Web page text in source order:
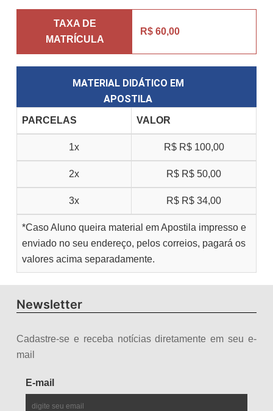
TAXA DE
MATRÍCULA
R$ 60,00
MATERIAL DIDÁTICO EM
APOSTILA
PARCELAS VALOR
1x R$ R$ 100,00
2x R$ R$ 50,00
3x R$ R$ 34,00
*Caso Aluno queira material em Apostila impresso e
enviado no seu endereço, pelos correios, pagará os
valores acima separadamente.
Newsletter
Cadastre-se e receba notícias diretamente em seu e-
mail
E-mail